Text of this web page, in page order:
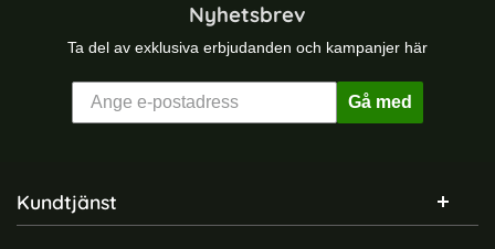
Nyhetsbrev
Ta del av exklusiva erbjudanden och kampanjer här
Gå med
Sidfot Blandad info och länkar
Kundtjänst